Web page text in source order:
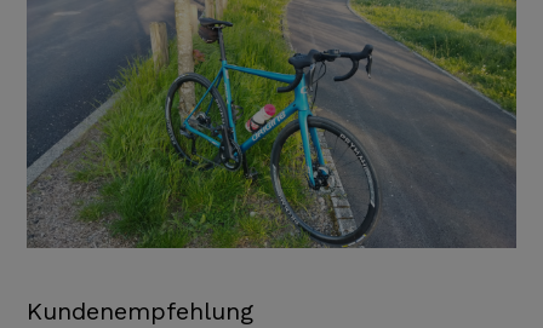
Kundenempfehlung